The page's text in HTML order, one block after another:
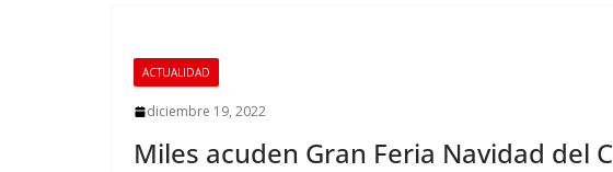
ACTUALIDAD
diciembre 19, 2022
Miles acuden Gran Feria Navidad del